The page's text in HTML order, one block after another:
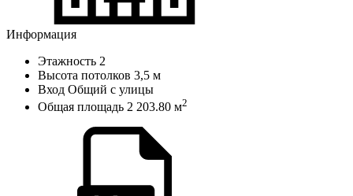
Информация
Этажность 2
Высота потолков 3,5 м
Вход Общий с улицы
Общая площадь 2 203.80 м2